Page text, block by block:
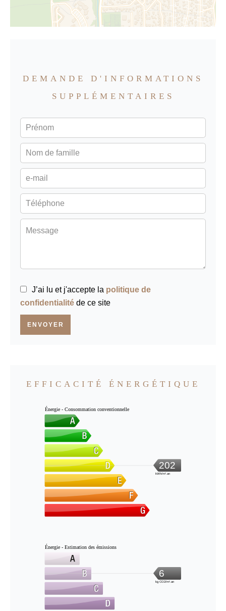
DEMANDE D'INFORMATIONS
SUPPLÉMENTAIRES
J’ai lu et j'accepte la politique de
confidentialité de ce site
ENVOYER
EFFICACITÉ ÉNERGÉTIQUE
Énergie - Consommation conventionnelle
202
kWh/m².an
Énergie - Estimation des émissions
6
kg CO2/m².an